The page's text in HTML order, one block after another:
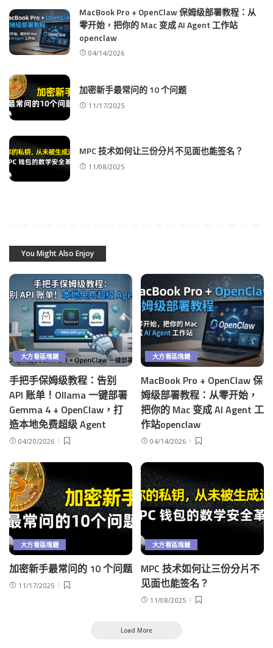
MacBook Pro + OpenClaw 保姆级部署教程：从
零开始，把你的 Mac 变成 AI Agent 工作站
openclaw
04/14/2026
加密新手最常问的 10 个问题
11/17/2025
MPC 技术如何让三份分片不见面也能签名？
11/08/2025
You Might Also Enjoy
大方看區塊鏈
手把手保姆级教程：告别
API 账单！Ollama 一键部署
Gemma 4 + OpenClaw，打
造本地免费超级 Agent
04/20/2026
大方看區塊鏈
MacBook Pro + OpenClaw 保
姆级部署教程：从零开始，
把你的 Mac 变成 AI Agent 工
作站openclaw
04/14/2026
大方看區塊鏈
加密新手最常问的 10 个问题
11/17/2025
大方看區塊鏈
MPC 技术如何让三份分片不
见面也能签名？
11/08/2025
Load More